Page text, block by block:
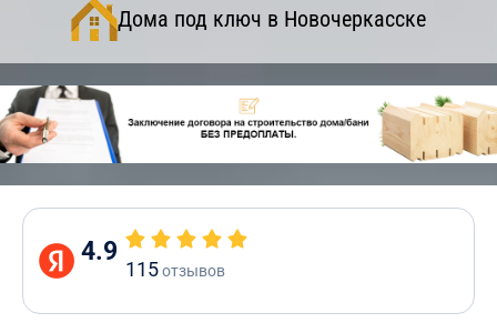
Дома под ключ в Новочеркасске
4.9
115отзывов